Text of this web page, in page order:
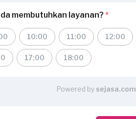
membutuhkan layanan? *
10:00 11:00 12:00
17:00 18:00
Powered bysejasa.com